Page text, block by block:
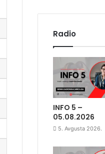
Radio
INFO 5 –
05.08.2026
5. Avgusta 2026.